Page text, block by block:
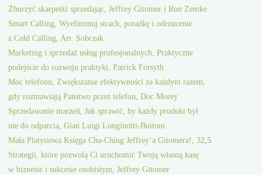
Zburzyć skarpetki sprzedając, Jeffrey Gitomer i Ron Zemke
Smart Calling, Wyeliminuj strach, porażkę i odrzucenie
z Cold Calling, Art. Sobczak
Marketing i sprzedaż usług profesjonalnych, Praktyczne
podejście do rozwoju praktyki, Patrick Forsyth
Moc telefonu, Zwiększanie efektywności za każdym razem,
gdy rozmawiają Państwo przez telefon, Doc Morey
Sprzedawanie marzeń, Jak sprawić, by każdy produkt był
nie do odparcia, Gian Luigi Longinotti-Buitoni
Mała Platynowa Księga Cha-Ching Jeffrey’a Gitomera!, 32,5
Strategii, które pozwolą Ci uruchomić Twoją własną kasę
w biznesie i sukcesie osobistym, Jeffrey Gitomer